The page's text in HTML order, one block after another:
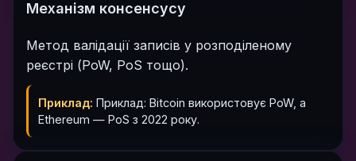
Механізм консенсусу
Метод валідації записів у розподіленому
реєстрі (PoW, PoS тощо).
Приклад: Приклад: Bitcoin використовує PoW, а
Ethereum — PoS з 2022 року.